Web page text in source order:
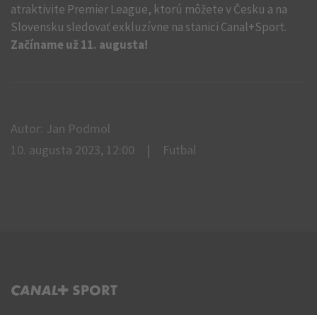
atraktivite Premier League, ktorú môžete v Česku a na
Slovensku sledovať exkluzívne na stanici Canal+Sport.
Začíname už 11. augusta!
Autor: Jan Podmol
10. augusta 2023, 12:00
Futbal
C+ SPORT